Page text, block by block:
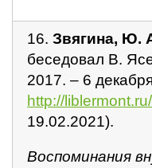
16. Звягина, Ю.
беседовал В.
2017. – 6
http://
19.02.2021).
Воспоминания